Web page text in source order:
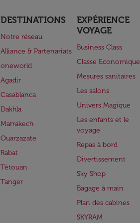
DESTINATIONS
Notre réseau
Alliance & Partenariats
oneworld
Agadir
Casablanca
Dakhla
Marrakech
Ouarzazate
Rabat
Tétouan
Tanger
EXPÉRIENCE
VOYAGE
Business Class
Classe Economique
Mesures sanitaires
Les salons
Univers Magique
Les enfants et le
voyage
Repas à bord
Divertissement
Sky Shop
Bagage à main
Plan des cabines
SKYRAM